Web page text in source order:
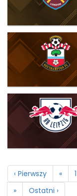
‹ Pierwszy « 1
»
Ostatni ›